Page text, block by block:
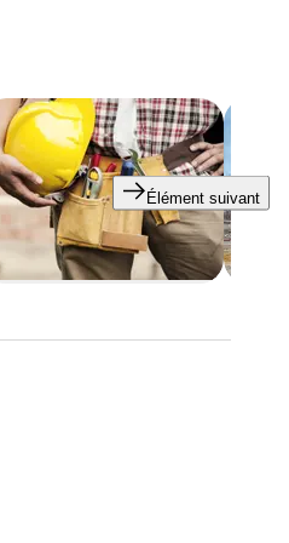
pouvez compter sur
Élément suivant